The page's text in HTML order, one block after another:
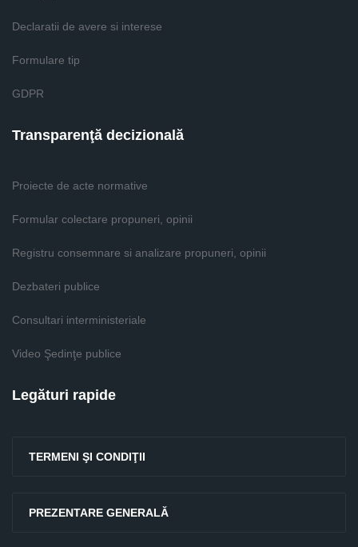
Declaratii de avere si interese
Formulare tip
GDPR
Transparenţă decizională
Proiecte de acte normative
Formular colectare propuneri, opinii
Registru consemnare si analizare propuneri, opinii
Dezbateri publice
Consultari interministeriale
Video Şedinţe publice
Legături rapide
TERMENI ŞI CONDIŢII
PREZENTARE GENERALĂ